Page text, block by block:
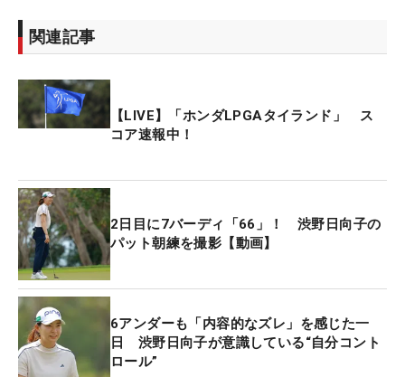
関連記事
【LIVE】「ホンダLPGAタイランド」 ス
コア速報中！
2日目に7バーディ「66」！ 渋野日向子の
パット朝練を撮影【動画】
6アンダーも「内容的なズレ」を感じた一
日 渋野日向子が意識している“自分コント
ロール”